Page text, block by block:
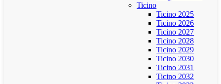
Ticino
Ticino 2025
Ticino 2026
Ticino 2027
Ticino 2028
Ticino 2029
Ticino 2030
Ticino 2031
Ticino 2032